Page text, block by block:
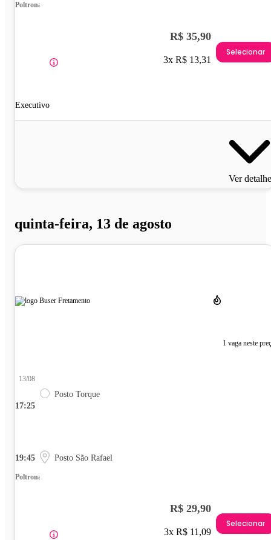
Poltrona
Executivo
R$ 35,90
3x R$ 13,31
Selecionar
Ver
quinta-feira, 13 de agosto
1 vaga neste
17:25
13/08
Posto Torque
19:45 Posto São Rafael
Poltrona
R$ 29,90
3x R$ 11,09
Selecionar